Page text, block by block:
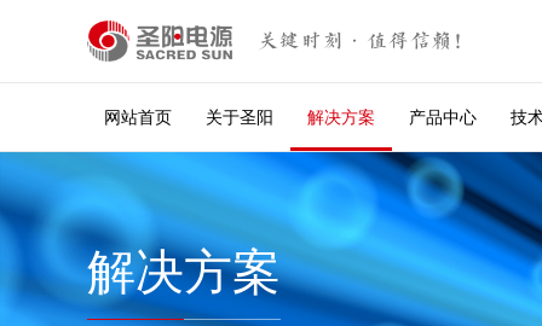
关键时刻·值得信赖！
网站首页 关于圣阳 解决方案 产品中心 技
解决方案